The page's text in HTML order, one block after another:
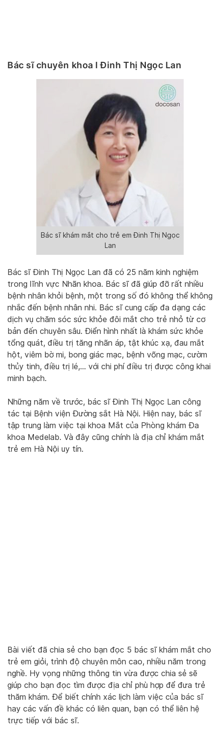
Bác sĩ chuyên khoa I Đinh Thị Ngọc Lan
Bác sĩ khám mắt cho trẻ em Đinh Thị Ngọc
Lan
Bác sĩ Đinh Thị Ngọc Lan đã có 25 năm kinh nghiệm
trong lĩnh vực Nhãn khoa. Bác sĩ đã giúp đỡ rất nhiều
bệnh nhân khỏi bệnh, một trong số đó không thể không
nhắc đến bệnh nhân nhi. Bác sĩ cung cấp đa dạng các
dịch vụ chăm sóc sức khỏe đôi mắt cho trẻ nhỏ từ cơ
bản đến chuyên sâu. Điển hình nhất là khám sức khỏe
tổng quát, điều trị tăng nhãn áp, tật khúc xạ, đau mắt
hột, viêm bờ mi, bong giác mạc, bệnh võng mạc, cườm
thủy tinh, điều trị lé,… với chi phí điều trị được công khai
minh bạch.
Những năm về trước, bác sĩ Đinh Thị Ngọc Lan công
tác tại Bệnh viện Đường sắt Hà Nội. Hiện nay, bác sĩ
tập trung làm việc tại khoa Mắt của Phòng khám Đa
khoa Medelab. Và đây cũng chính là địa chỉ khám mắt
trẻ em Hà Nội uy tín.
Bài viết đã chia sẻ cho bạn đọc 5 bác sĩ khám mắt cho
trẻ em giỏi, trình độ chuyên môn cao, nhiều năm trong
nghề. Hy vọng những thông tin vừa được chia sẻ sẽ
giúp cho bạn đọc tìm được địa chỉ phù hợp để đưa trẻ
thăm khám. Để biết chính xác lịch làm việc của bác sĩ
hay các vấn đề khác có liên quan, bạn có thể liên hệ
trực tiếp với bác sĩ.